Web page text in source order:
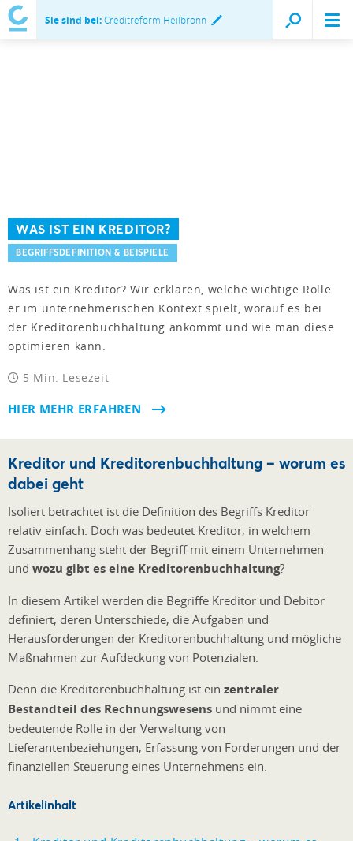
Sie sind bei:Creditreform Heilbronn
WAS IST EIN KREDITOR?
BEGRIFFSDEFINITION & BEISPIELE
Was ist ein Kreditor? Wir erklären, welche wichtige Rolle
er im unternehmerischen Kontext spielt, worauf es bei
der Kreditorenbuchhaltung ankommt und wie man diese
optimieren kann.
5 Min. Lesezeit
HIER MEHR ERFAHREN
Kreditor und Kreditorenbuchhaltung – worum es
dabei geht
Isoliert betrachtet ist die Definition des Begriffs Kreditor
relativ einfach. Doch was bedeutet Kreditor, in welchem
Zusammenhang steht der Begriff mit einem Unternehmen
und wozu gibt es eine Kreditorenbuchhaltung?
In diesem Artikel werden die Begriffe Kreditor und Debitor
definiert, deren Unterschiede, die Aufgaben und
Herausforderungen der Kreditorenbuchhaltung und mögliche
Maßnahmen zur Aufdeckung von Potenzialen.
Denn die Kreditorenbuchhaltung ist ein zentraler
Bestandteil des Rechnungswesens und nimmt eine
bedeutende Rolle in der Verwaltung von
Lieferantenbeziehungen, Erfassung von Forderungen und der
finanziellen Steuerung eines Unternehmens ein.
Artikelinhalt